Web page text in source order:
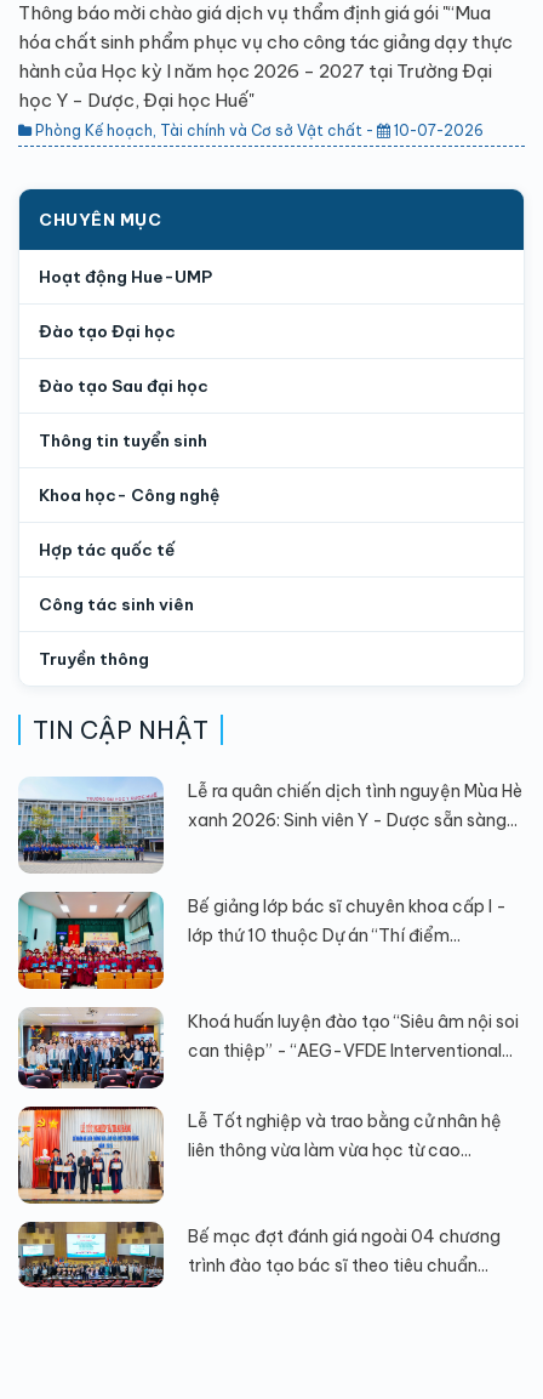
Thông báo mời chào giá dịch vụ thẩm định giá gói "“Mua
hóa chất sinh phẩm phục vụ cho công tác giảng dạy thực
hành của Học kỳ I năm học 2026 - 2027 tại Trường Đại
học Y - Dược, Đại học Huế"
Phòng Kế hoạch, Tài chính và Cơ sở Vật chất - 10-07-2026
CHUYÊN MỤC
Hoạt động Hue-UMP
Đào tạo Đại học
Đào tạo Sau đại học
Thông tin tuyển sinh
Khoa học- Công nghệ
Hợp tác quốc tế
Công tác sinh viên
Truyền thông
TIN CẬP NHẬT
Lễ ra quân chiến dịch tình nguyện Mùa Hè
xanh 2026: Sinh viên Y - Dược sẵn sàng...
Bế giảng lớp bác sĩ chuyên khoa cấp I -
lớp thứ 10 thuộc Dự án “Thí điểm...
Khoá huấn luyện đào tạo “Siêu âm nội soi
can thiệp” - “AEG-VFDE Interventional...
Lễ Tốt nghiệp và trao bằng cử nhân hệ
liên thông vừa làm vừa học từ cao...
Bế mạc đợt đánh giá ngoài 04 chương
trình đào tạo bác sĩ theo tiêu chuẩn...